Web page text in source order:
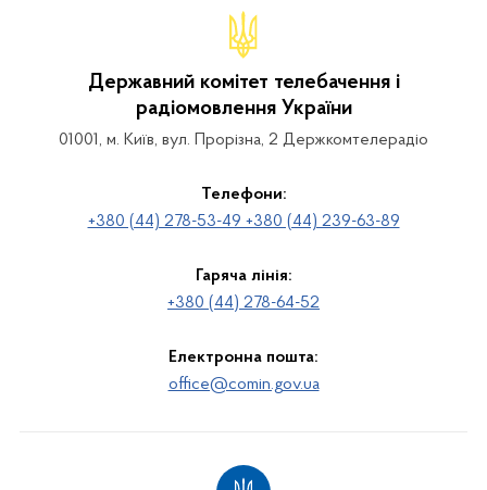
Державний комітет телебачення і
радіомовлення України
01001, м. Київ, вул. Прорізна, 2 Держкомтелерадіо
Телефони:
+380 (44) 278-53-49 +380 (44) 239-63-89
Гаряча лінія:
+380 (44) 278-64-52
Електронна пошта:
office@comin.gov.ua